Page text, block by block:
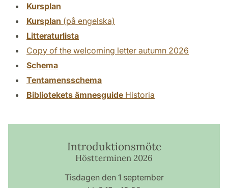
Kursplan
Kursplan (på engelska)
Litteraturlista
Copy of the welcoming letter autumn 2026
Schema
Tentamensschema
Bibliotekets ämnesguide Historia
Introduktionsmöte
Höstterminen 2026
Tisdagen den 1 september